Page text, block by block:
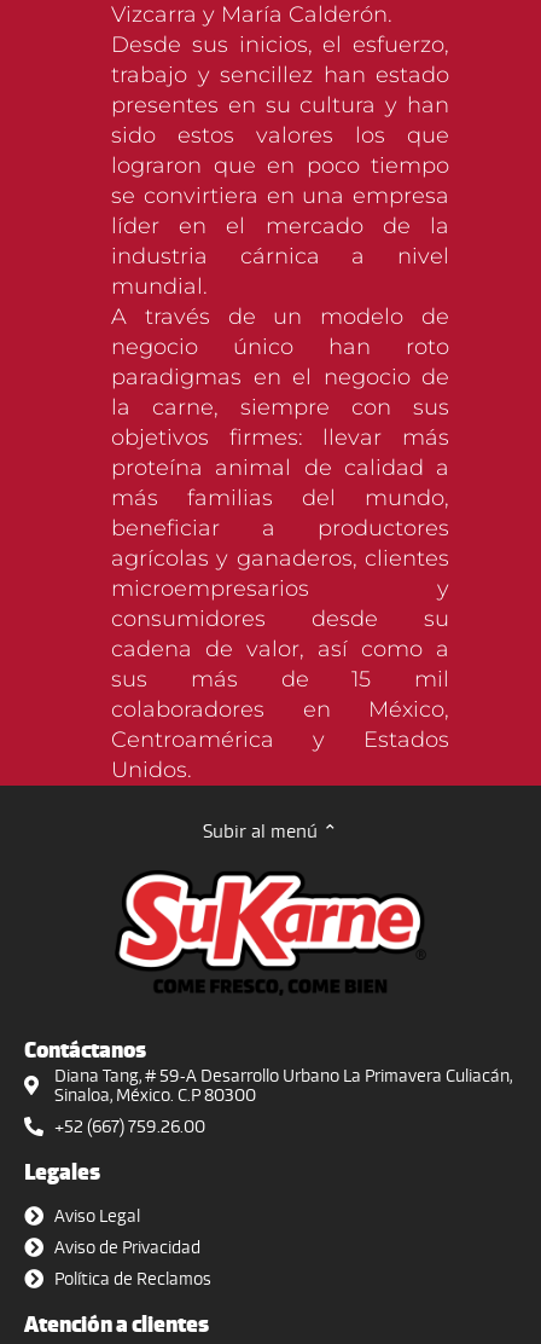
Vizcarra y María Calderón.
Desde sus inicios, el esfuerzo,
trabajo y sencillez han estado
presentes en su cultura y han
sido estos valores los que
lograron que en poco tiempo
se convirtiera en una empresa
líder en el mercado de la
industria cárnica a nivel
mundial.
A través de un modelo de
negocio único han roto
paradigmas en el negocio de
la carne, siempre con sus
objetivos firmes: llevar más
proteína animal de calidad a
más familias del mundo,
beneficiar a productores
agrícolas y ganaderos, clientes
microempresarios y
consumidores desde su
cadena de valor, así como a
sus más de 15 mil
colaboradores en México,
Centroamérica y Estados
Unidos.
Subir al menú ⌃
Contáctanos
Diana Tang, # 59-A Desarrollo Urbano La Primavera Culiacán,
Sinaloa, México. C.P 80300
+52 (667) 759.26.00
Legales
Aviso Legal
Aviso de Privacidad
Política de Reclamos
Atención a clientes